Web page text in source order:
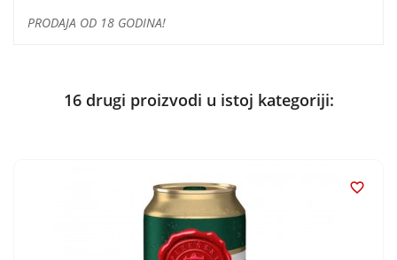
PRODAJA OD 18 GODINA!
16 drugi proizvodi u istoj kategoriji:
